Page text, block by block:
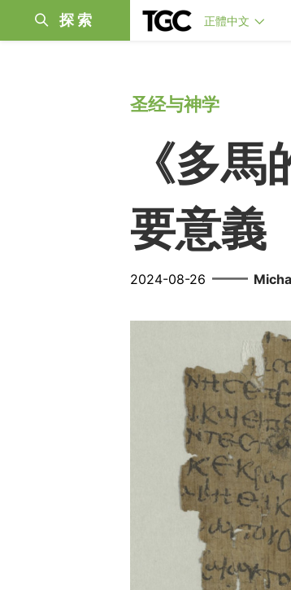
探索 正體中文
圣经与神学
《多
要意義
2024-08-26 ——